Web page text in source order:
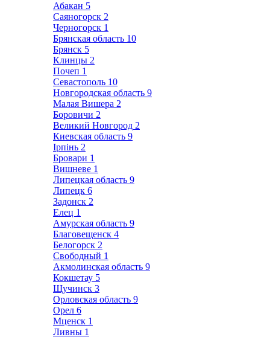
Абакан 5
Саяногорск 2
Черногорск 1
Брянская область 10
Брянск 5
Клинцы 2
Почеп 1
Севастополь 10
Новгородская область 9
Малая Вишера 2
Боровичи 2
Великий Новгород 2
Киевская область 9
Ірпінь 2
Бровари 1
Вишневе 1
Липецкая область 9
Липецк 6
Задонск 2
Елец 1
Амурская область 9
Благовещенск 4
Белогорск 2
Свободный 1
Акмолинская область 9
Кокшетау 5
Щучинск 3
Орловская область 9
Орел 6
Мценск 1
Ливны 1